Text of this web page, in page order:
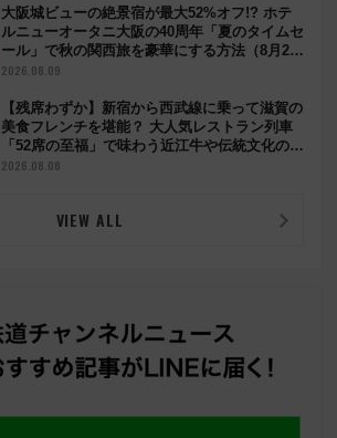
大阪城ビューの絶景宿が最大52%オフ!? ホテ
ルニューオータニ大阪の40周年「夏のタイムセ
ール」で秋の関西旅を豪華にする方法（8月20
日まで！）
2026.08.09
【残席わずか】新宿から西武線に乗って滋賀の
美食フレンチを堪能？ 大人気レストラン列車
「52席の至福」で味わう近江牛や伝統文化の特
別コラボ
2026.08.08
VIEW ALL